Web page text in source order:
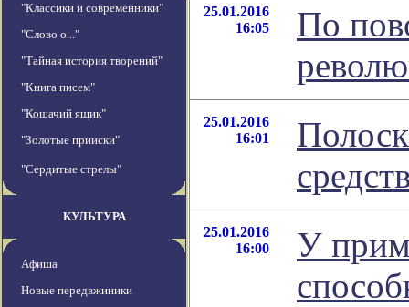
"Классики и современники"
"Слово о..."
"Тайная история творений"
"Книга писем"
"Кошачий ящик"
"Золотые прииски"
"Сердитые стрелы"
КУЛЬТУРА
Афиша
Новые передвжиники
25.01.2016
16:05
По
25.01.2016
16:01
25.01.2016
16:00
У